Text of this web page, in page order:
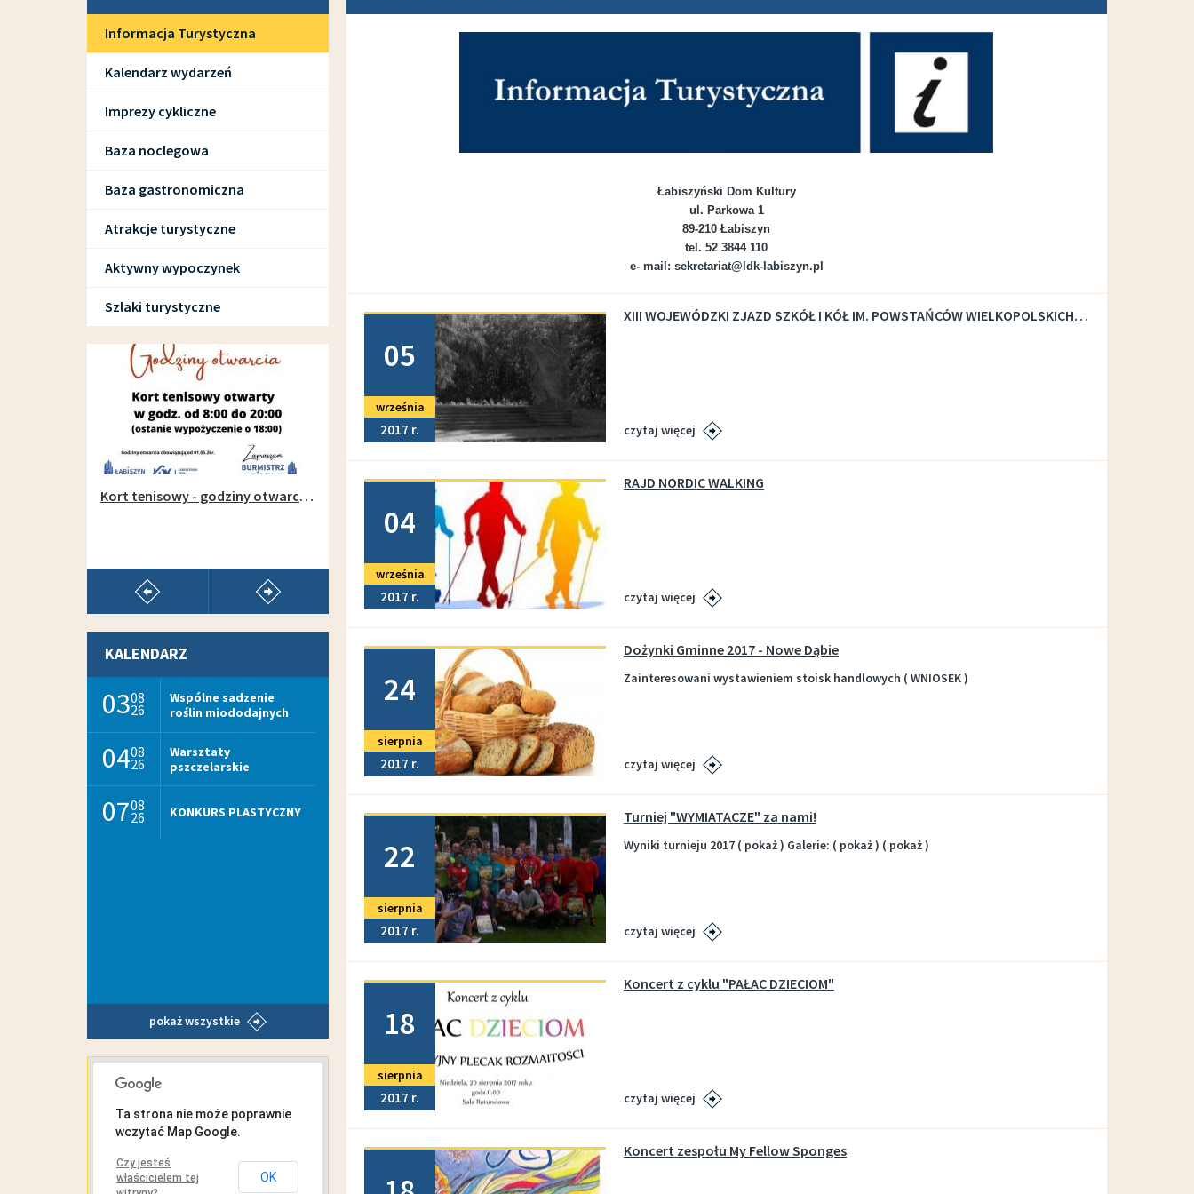
Informacja Turystyczna
Kalendarz wydarzeń
Imprezy cykliczne
Baza noclegowa
Baza gastronomiczna
Atrakcje turystyczne
Aktywny wypoczynek
Szlaki turystyczne
SPORT I REKREACJA
pokaż poprzedni artykułpokaż następny artykuł
Kort tenisowy - godziny otwarcia w sezonie 2026 Marina i wypozyczalnia - godziny otwarcia w sezonie 2026
KALENDARZ
0308
26
Wspólne sadzenie
roślin miododajnych
0408
26
Warsztaty
pszczelarskie
0708
26 KONKURS PLASTYCZNY
pokaż wszystkie
MAPA INTERAKTYWNA
Ta strona nie może poprawnie
wczytać Map Google.
Czy jesteś
właścicielem tej
OK
Łabiszyński Dom Kultury
ul. Parkowa 1
89-210 Łabiszyn
tel. 52 3844 110
e- mail: sekretariat@ldk-labiszyn.pl
05
września
2017
XIII WOJEWÓDZKI ZJAZD SZKÓŁ I KÓŁ IM. POWSTAŃCÓW WIELKOPOLSKICH „ W gościnie u przyjaciół”
czytaj więcej
04
września
2017
RAJD NORDIC WALKING
czytaj więcej
24
sierpnia
2017
Dożynki Gminne 2017 - Nowe Dąbie
Zainteresowani wystawieniem stoisk handlowych ( WNIOSEK )
czytaj więcej
22
sierpnia
2017
Turniej "WYMIATACZE" za nami!
Wyniki turnieju 2017 ( pokaż ) Galerie: ( pokaż ) ( pokaż )
czytaj więcej
18
sierpnia
2017
Koncert z cyklu "PAŁAC DZIECIOM"
czytaj więcej
Koncert zespołu My Fellow Sponges